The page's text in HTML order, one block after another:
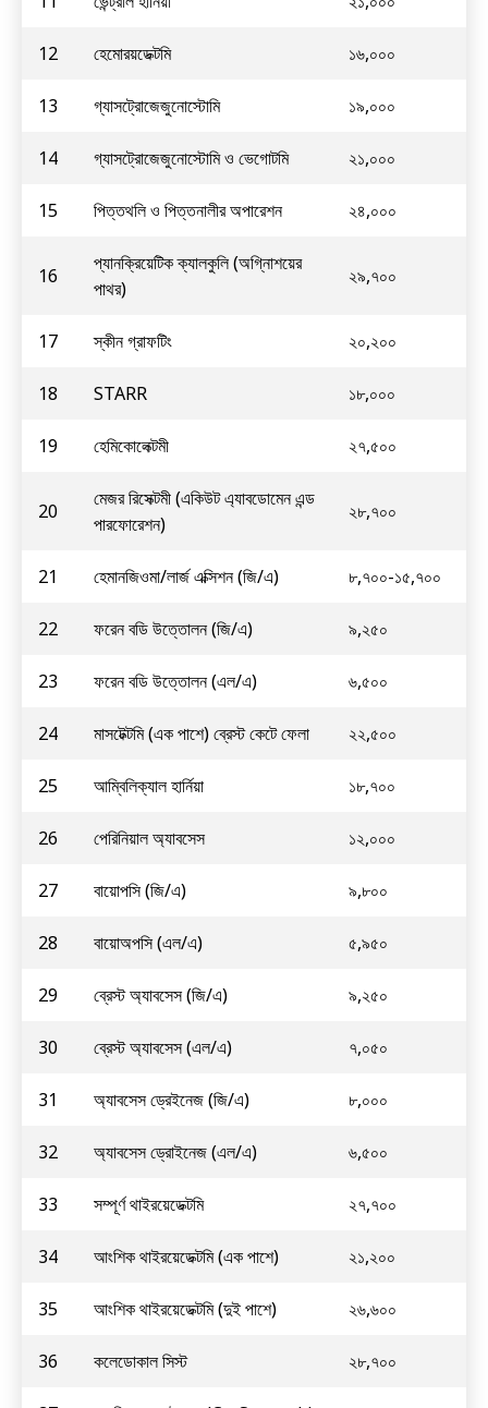
12 হেমোরয়ডেক্টমি ১৬,০০০
13 গ্যাসট্রোজেজুনোস্টোমি ১৯,০০০
14 গ্যাসট্রোজেজুনোস্টোমি ও ভেগোটমি ২১,০০০
15 পিত্তথলি ও পিত্তনালীর অপারেশন ২৪,০০০
16
প্যানক্রিয়েটিক ক্যালকুলি (অগ্নিাশয়ের
পাথর)
২৯,৭০০
17 স্কীন গ্রাফটিং ২০,২০০
18 STARR ১৮,০০০
19 হেমিকোলেক্টমী ২৭,৫০০
20
মেজর রিসেক্টমী (একিউট এ্যাবডোমেন এন্ড
পারফোরেশন)
২৮,৭০০
21 হেমানজিওমা/লার্জ এক্সিশন (জি/এ) ৮,৭০০-১৫,৭০০
22 ফরেন বডি উত্তোলন (জি/এ) ৯,২৫০
23 ফরেন বডি উত্তোলন (এল/এ) ৬,৫০০
24 মাসটেক্টমি (এক পাশে) ব্রেস্ট কেটে ফেলা ২২,৫০০
25 আম্বিলিক্যাল হার্নিয়া ১৮,৭০০
26 পেরিনিয়াল অ্যাবসেস ১২,০০০
27 বায়োপসি (জি/এ) ৯,৮০০
28 বায়োঅপসি (এল/এ) ৫,৯৫০
29 ব্রেস্ট অ্যাবসেস (জি/এ) ৯,২৫০
30 ব্রেস্ট অ্যাবসেস (এল/এ) ৭,০৫০
31 অ্যাবসেস ড্রেইনেজ (জি/এ) ৮,০০০
32 অ্যাবসেস ড্রোইনেজ (এল/এ) ৬,৫০০
33 সম্পূর্ণ থাইরয়েডেক্টমি ২৭,৭০০
34 আংশিক থাইরয়েডেক্টমি (এক পাশে) ২১,২০০
35 আংশিক থাইরয়েডেক্টমি (দুই পাশে) ২৬,৬০০
36 কলেডোকাল সিস্ট ২৮,৭০০